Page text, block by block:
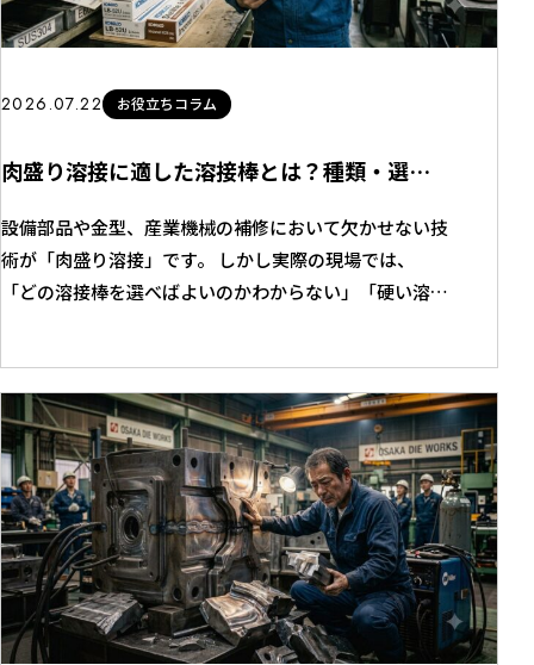
2026.07.22 お役立ちコラム
肉盛り溶接に適した溶接棒とは？種類・選び方・用途をプロが徹底解説
設備部品や金型、産業機械の補修において欠かせない技
術が「肉盛り溶接」です。 しかし実際の現場では、
「どの溶接棒を選べばよいのかわからない」「硬い溶接
りません。 肉盛り溶接は、ただ金属を盛ればよいわけ
ではありません。溶接棒の選定を誤ると、剥離・割れ・
硬度不足・早期摩耗などのト...